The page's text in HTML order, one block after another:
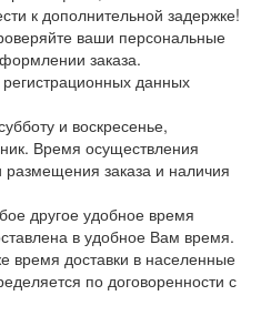
к дополнительной задержке!
ваши персональные
заказа.
данных
и воскресенье,
Время осуществления
размещения заказа и наличия
другое удобное время
в удобное Вам время.
время доставки в населенные
по договоренности с